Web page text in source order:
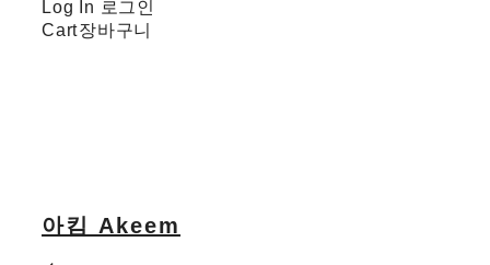
Log In 로그인
Cart장바구니
아킴 Akeem